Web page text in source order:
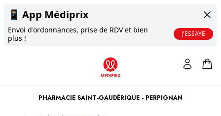
📱 App Médiprix
Envoi d'ordonnances, prise de RDV et bien
plus !
J'ESSAYE
PHARMACIE SAINT-GAUDÉRIQUE - PERPIGNAN